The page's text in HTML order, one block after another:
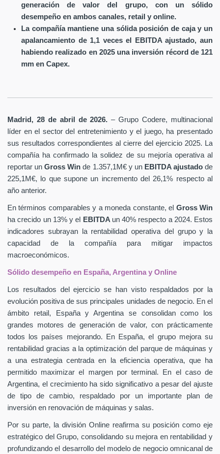
generación de valor del grupo, con un sólido
desempeño en ambos canales, retail y online.
La compañía mantiene una sólida posición de caja y un
apalancamiento de 1,1 veces el EBITDA ajustado, aun
habiendo realizado en 2025 una inversión récord de 121
mm en Capex.
Madrid, 28 de abril de 2026. – Grupo Codere, multinacional
líder en el sector del entretenimiento y el juego, ha presentado
sus resultados correspondientes al cierre del ejercicio 2025. La
compañía ha confirmado la solidez de su mejoría operativa al
reportar unGross Winde 1.357,1M€ y un EBITDA ajustadode
225,1M€, lo que supone un incremento del 26,1% respecto al
año anterior.
En términos comparables y a moneda constante, el Gross Win
ha crecido un 13% y el
EBITDA un 40% respecto a 2024. Estos
indicadores subrayan la rentabilidad operativa del grupo y la
capacidad de la compañía para mitigar impactos
macroeconómicos.
Sólido desempeño en España, Argentina y Online
Los resultados del ejercicio se han visto respaldados por la
evolución positiva de sus principales unidades de negocio. En el
ámbito retail, España y Argentina se consolidan como los
grandes motores de generación de valor, con prácticamente
todos los países mejorando. En España, el grupo mejora su
rentabilidad gracias a la optimización del parque de máquinas y
a una estrategia centrada en la eficiencia operativa, que ha
permitido maximizar el margen por terminal. En el caso de
Argentina, el crecimiento ha sido significativo a pesar del ajuste
de tipo de cambio, respaldado por un importante plan de
inversión en renovación de máquinas y salas.
Por su parte, la división Online reafirma su posición como eje
estratégico del Grupo, consolidando su mejora en rentabilidad y
profundizando el desarrollo del modelo de negocio omnicanal de